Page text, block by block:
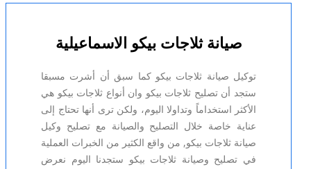
صيانة ثلاجات بيكو الاسماعيلية
توكيل صيانة ثلاجات بيكو كما سبق أن أشرت مسبقا
ستجد أن تصليح ثلاجات بيكو وان أنواع ثلاجات بيكو هي
الأكثر استخداماً وتداولا اليوم، ولكن ترى أنها تحتاج إلى
عناية خاصة خلال التصليح والصيانة مع تصليح وكيل
صيانة ثلاجات بيكو, من واقع الكثير من الخبرات العملية
في تصليح وصيانة ثلاجات بيكو ستجدنا اليوم نعرض